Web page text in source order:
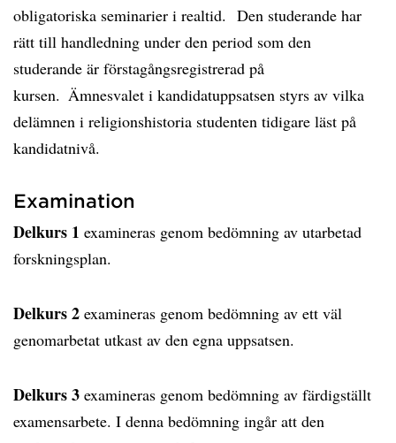
obligatoriska seminarier i realtid. Den studerande har
rätt till handledning under den period som den
studerande är förstagångsregistrerad på
kursen. Ämnesvalet i kandidatuppsatsen styrs av vilka
delämnen i religionshistoria studenten tidigare läst på
kandidatnivå.
Examination
Delkurs 1 examineras genom bedömning av utarbetad
forskningsplan.
Delkurs 2 examineras genom bedömning av ett väl
genomarbetat utkast av den egna uppsatsen.
Delkurs 3 examineras genom bedömning av färdigställt
examensarbete. I denna bedömning ingår att den